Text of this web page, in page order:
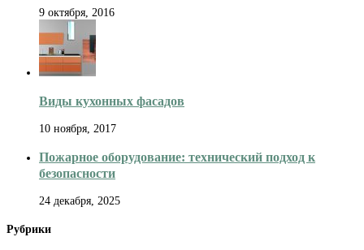
9 октября, 2016
Виды кухонных фасадов
10 ноября, 2017
Пожарное оборудование: технический подход к
безопасности
24 декабря, 2025
Рубрики